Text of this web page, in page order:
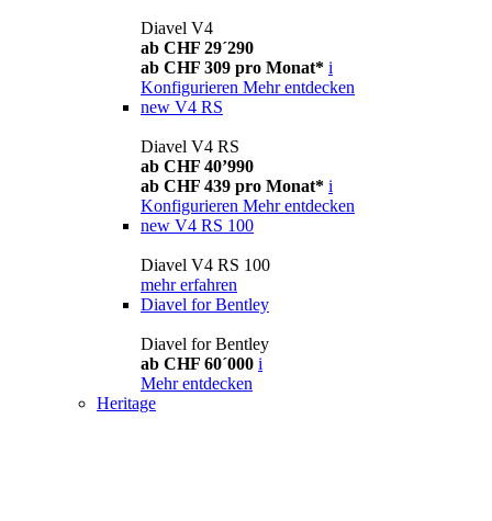
Diavel V4
ab CHF 29´290
ab CHF 309 pro Monat* i
Konfigurieren Mehr entdecken
new V4 RS
Diavel V4 RS
ab CHF 40’990
ab CHF 439 pro Monat* i
Konfigurieren Mehr entdecken
new V4 RS 100
Diavel V4 RS 100
mehr erfahren
Diavel for Bentley
Diavel for Bentley
ab CHF 60´000 i
Mehr entdecken
Heritage